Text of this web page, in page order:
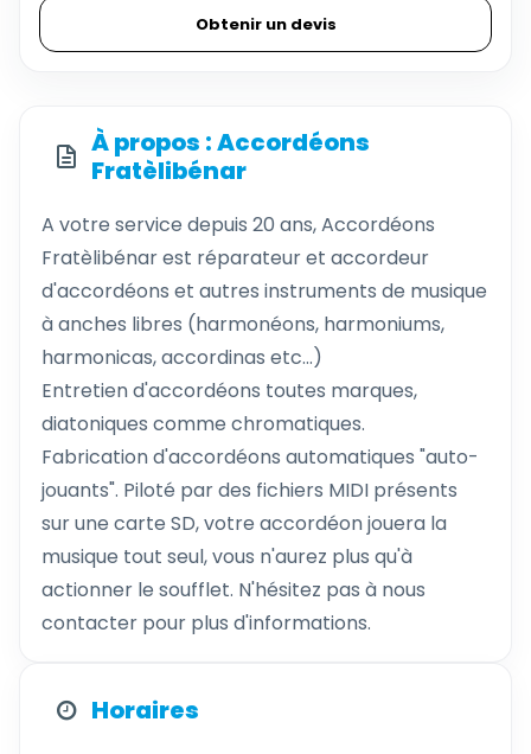
Obtenir un devis
À propos : Accordéons
Fratèlibénar
A votre service depuis 20 ans, Accordéons
Fratèlibénar est réparateur et accordeur
d'accordéons et autres instruments de musique
à anches libres (harmonéons, harmoniums,
harmonicas, accordinas etc...)
Entretien d'accordéons toutes marques,
diatoniques comme chromatiques.
Fabrication d'accordéons automatiques "auto-
jouants". Piloté par des fichiers MIDI présents
sur une carte SD, votre accordéon jouera la
musique tout seul, vous n'aurez plus qu'à
actionner le soufflet. N'hésitez pas à nous
contacter pour plus d'informations.
Horaires